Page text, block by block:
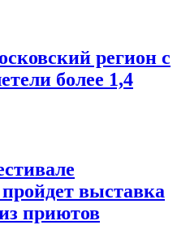
регион с
более 1,4
выставка
приютов